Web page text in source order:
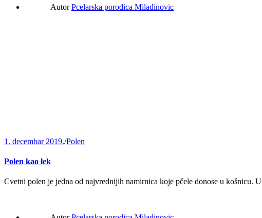
AutorPcelarska porodica Miladinovic
1. decembar 2019./Polen
Polen kao lek
Cvetni polen je jedna od najvrednijih namirnica koje pčele donose u košnicu.